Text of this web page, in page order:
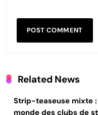
Related News
Strip-teaseuse mixte
monde des clubs de